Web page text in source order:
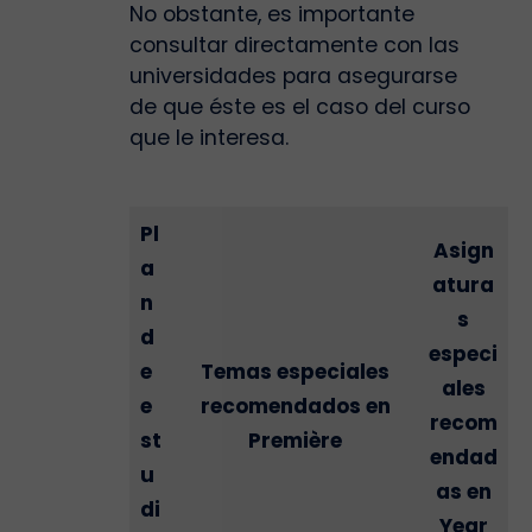
No obstante, es importante
consultar directamente con las
universidades para asegurarse
de que éste es el caso del curso
que le interesa.
Pl
a
n
d
e
e
st
u
di
Temas especiales
recomendados en
Première
Asign
atura
s
especi
ales
recom
endad
as en
Year